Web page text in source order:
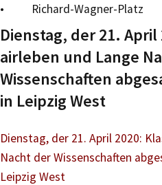
• Richard-Wagner-Platz
Dienstag, der 21. April
airleben und Lange
Wissenschaften
in Leipzig West
Dienstag, der 21. April 2020:
Nacht der Wissenschaften
Leipzig West